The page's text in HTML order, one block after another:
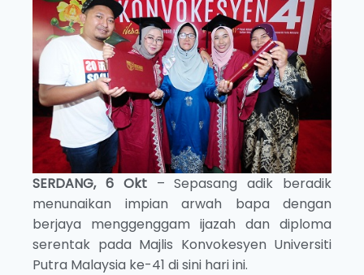
SERDANG, 6 Okt– Sepasang adik beradik
menunaikan impian arwah bapa dengan
berjaya menggenggam ijazah dan diploma
serentak pada Majlis Konvokesyen Universiti
Putra Malaysia ke-41 di sini hari ini.